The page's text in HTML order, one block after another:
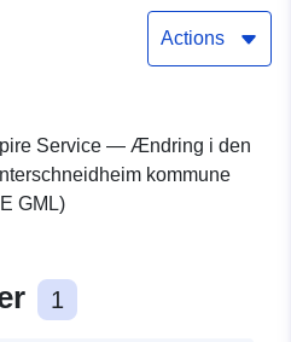
(INSPIRE
Actions
Service — Ændring i den
kommune
GML)
1